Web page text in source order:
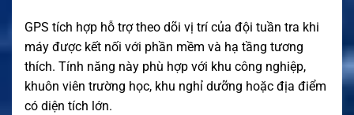
GPS tích hợp hỗ trợ theo dõi vị trí của đội tuần tra khi
máy được kết nối với phần mềm và hạ tầng tương
thích. Tính năng này phù hợp với khu công nghiệp,
khuôn viên trường học, khu nghỉ dưỡng hoặc địa điểm
có diện tích lớn.